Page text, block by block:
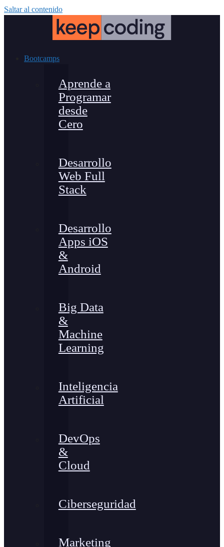
Saltar al contenido
Bootcamps
Aprende a
Programar
desde
Cero
Desarrollo
Web Full
Stack
Desarrollo
Apps iOS
&
Android
Big Data
&
Machine
Learning
Inteligencia
Artificial
DevOps
&
Cloud
Ciberseguridad
Marketing